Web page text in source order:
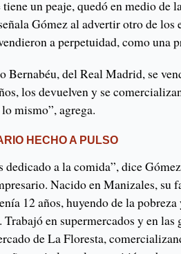
un peaje, quedó en medio de
Gómez al advertir otro de los
a perpetuidad, como una
Bernabéu, del Real Madrid, se
los devuelven y se
mismo”, agrega.
HECHO A PULSO
dedicado a la comida”, dice
Nacido en Manizales, su
12 años, huyendo de la pobreza
en supermercados y en las
de La Floresta,